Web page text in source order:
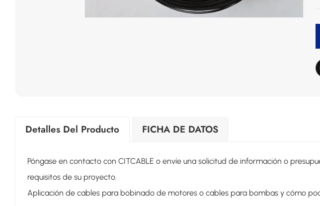
Detalles Del Producto FICHA DE DATOS
Póngase en contacto con CITCABLE o envíe una solicitud de información o
requisitos de su proyecto.
Aplicación de cables para bobinado de motores o cables para bombas y cómo